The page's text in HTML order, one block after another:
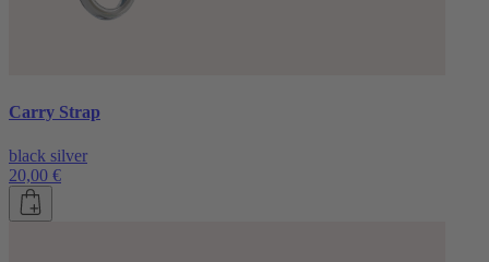
Carry Strap
black silver
20,00 €